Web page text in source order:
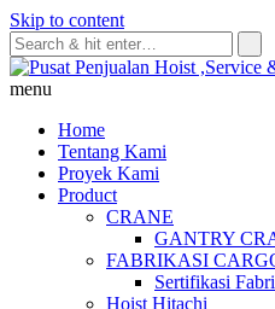
Skip to content
menu
Home
Tentang Kami
Proyek Kami
Product
CRANE
GANTRY
FABRIKASI
Sertifikasi
Hoist Hitachi